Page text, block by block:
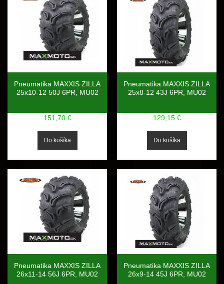
Pneumatika MAXXIS ZILLA
25x10-12 50J 6PR, MU02
151,70 €
Pneumatika MAXXIS ZILLA
25x8-12 43J 6PR, MU02
129,15 €
Pneumatika MAXXIS ZILLA
26x11-14 56J 6PR, MU02
Pneumatika MAXXIS ZILLA
26x9-14 45J 6PR, MU02